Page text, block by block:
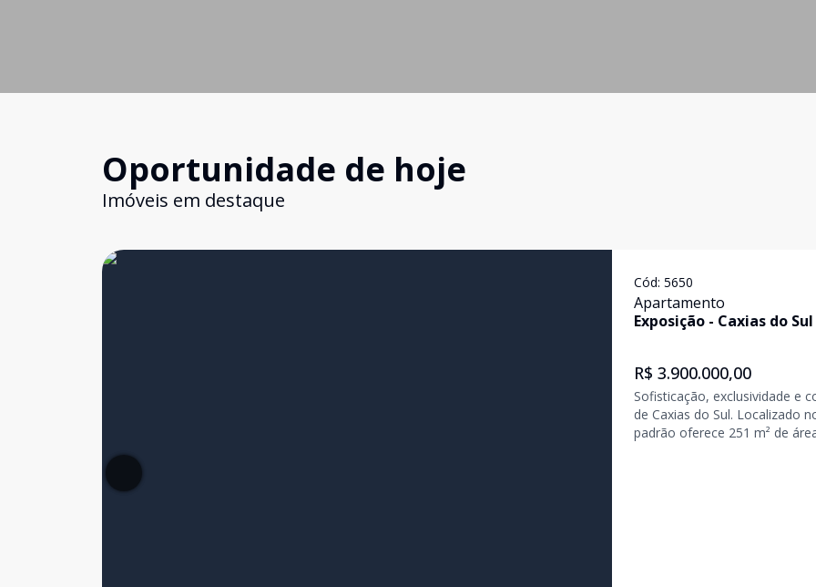
Oportunidade de hoje
Imóveis em destaque
Cód: 5650
Apartamento
Exposição - Caxias do Sul
R$ 3.900.000,00
Sofisticação, exclusividade e
de Caxias do Sul. Localizado
padrão oferece 251 m² de